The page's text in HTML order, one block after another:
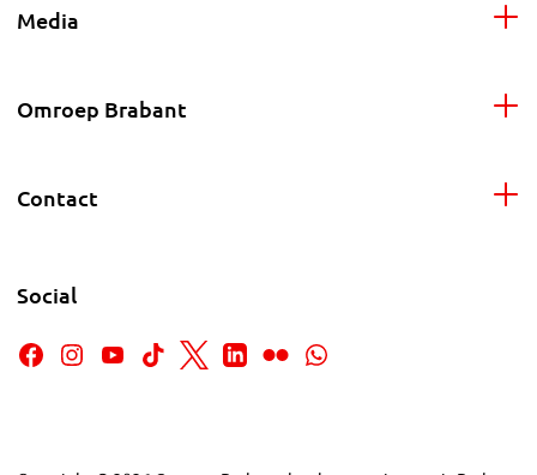
Media
Omroep Brabant
Contact
Social